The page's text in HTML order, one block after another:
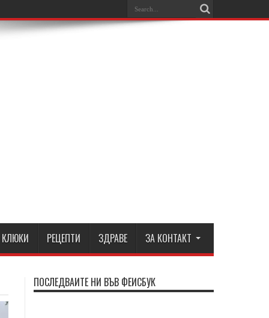
КЛЮКИ РЕЦЕПТИ ЗДРАВЕ ЗА КОНТАКТ
ПОСЛЕДВАЙТЕ НИ ВЪВ ФЕЙСБУК